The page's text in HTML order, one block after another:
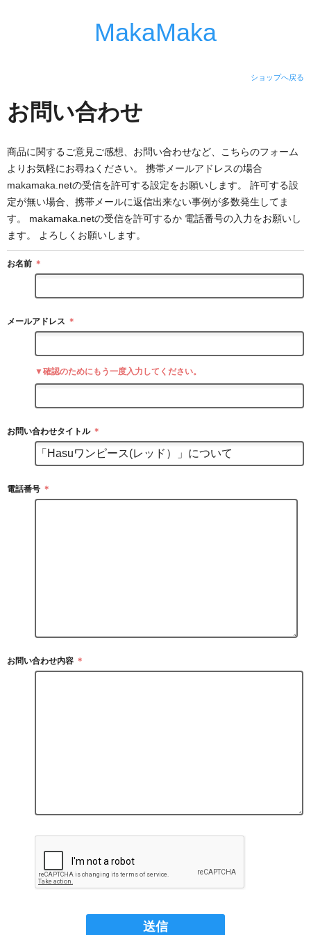
MakaMaka
ショップへ戻る
お問い合わせ
商品に関するご意見ご感想、お問い合わせなど、こちらのフォーム
よりお気軽にお尋ねください。 携帯メールアドレスの場合
makamaka.netの受信を許可する設定をお願いします。 許可する設
定が無い場合、携帯メールに返信出来ない事例が多数発生してま
す。 makamaka.netの受信を許可するか 電話番号の入力をお願いし
ます。 よろしくお願いします。
お名前 ＊
メールアドレス ＊
▼確認のためにもう一度入力してください。
お問い合わせタイトル ＊
電話番号 ＊
お問い合わせ内容 ＊